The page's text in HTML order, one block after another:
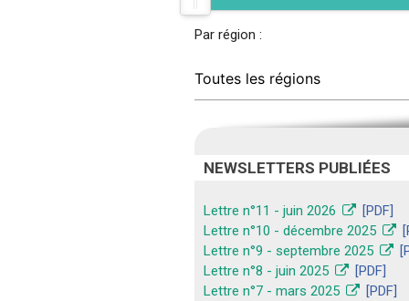
Par région :
NEWSLETTERS PUBLIÉES
Lettre n°11 - juin 2026
[PDF]
Lettre n°10 - décembre 2025
Lettre n°9 - septembre 2025
Lettre n°8 - juin 2025
[PDF]
Lettre n°7 - mars 2025
[PDF]